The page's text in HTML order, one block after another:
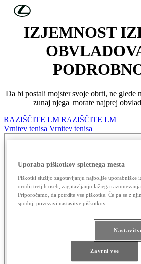
Skip to Main Content
IZJEMNOST
Da bi postali mojster svoje obrti, ne glede
zunaj njega, morate najprej
RAZIŠČITE LM RAZIŠČITE LM
Vrnitev tenisa Vrnitev tenisa
Uporaba piškotkov spletnega mesta
Piškotki služijo zagotavljanju najboljše uporabniške
orodij tretjih oseb, zagotavljanju lažjega
Priporočamo, da potrdite vse piškotke. Če pa se z
spodnji povezavi nastavitve piškotkov.
Zavrni vse